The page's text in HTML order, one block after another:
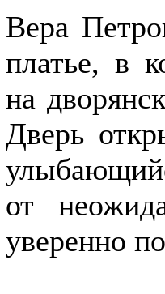
Вера
платье, в
на
Дверь
от
уверенно